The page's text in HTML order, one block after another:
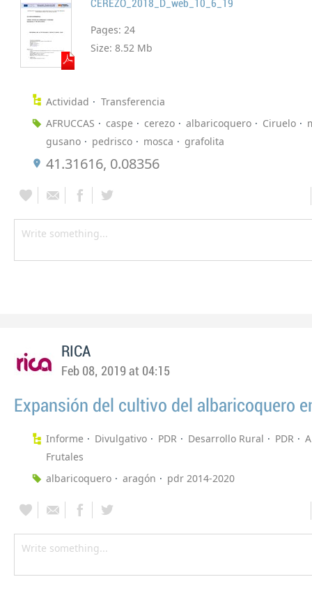
CEREZO_2018_D_web_10_6_19
Pages: 24
Size: 8.52 Mb
Actividad
Transferencia
AFRUCCAS
caspe cerezo albaricoquero Ciruelo
gusano
pedrisco mosca grafolita
41.31616, 0.08356
RICA
Feb 08, 2019 at 04:15
Expansión del cultivo del albaricoquero
Informe Divulgativo PDR Desarrollo Rural PDR
Frutales
albaricoquero
aragón pdr 2014-2020